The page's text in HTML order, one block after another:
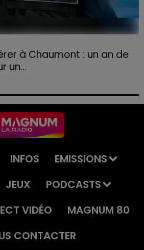
à Chaumont : un an de
un...
de son véhicule.
INFOS
EMISSIONS
JEUX
PODCASTS
VIDÉO
MAGNUM 80
CONTACTER